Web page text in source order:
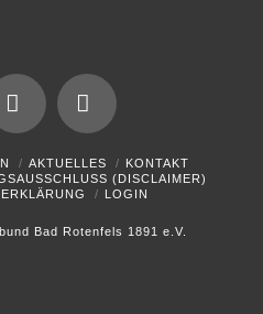
YouTubeInstagram
AKTUELLES
KONTAKT
(DISCLAIMER)
LOGIN
Bad Rotenfels 1891 e.V.